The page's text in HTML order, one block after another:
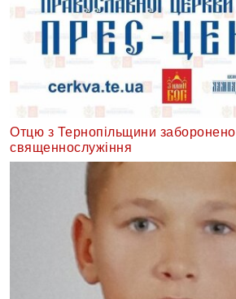
Отцю з Тернопільщини заборонено
священнослужіння